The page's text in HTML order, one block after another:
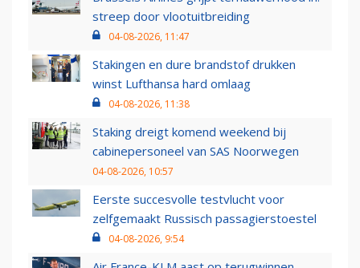
streep door vlootuitbreiding
04-08-2026, 11:47
Stakingen en dure brandstof drukken
winst Lufthansa hard omlaag
04-08-2026, 11:38
Staking dreigt komend weekend bij
cabinepersoneel van SAS Noorwegen
04-08-2026, 10:57
Eerste succesvolle testvlucht voor
zelfgemaakt Russisch passagierstoestel
04-08-2026, 9:54